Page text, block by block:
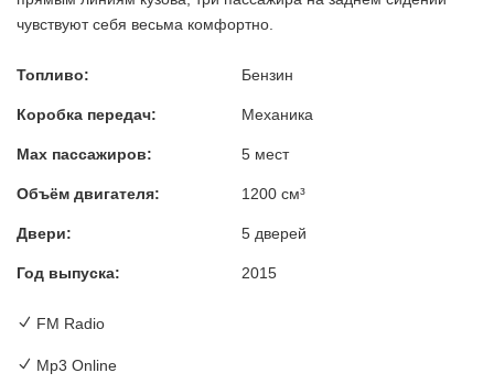
чувствуют себя весьма комфортно.
Топливо: Бензин
Коробка передач: Механика
Max пассажиров: 5 мест
Объём двигателя: 1200 см³
Двери: 5 дверей
Год выпуска: 2015
FM Radio
Mp3 Online